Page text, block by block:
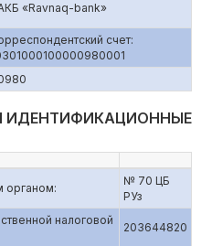
«Ravnaq-bank»
счет:
ИДЕНТИФИКАЦИОННЫЕ
органом:
№ 70 ЦБ
РУз
налоговой
203644820